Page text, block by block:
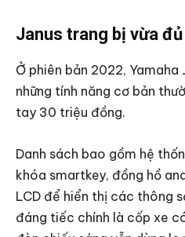
Janus trang bị vừa đủ
Ở phiên bản 2022,
những tính năng cơ bản
tay 30 triệu đồng.
Danh sách bao gồm hệ
khóa smartkey, đồng hồ
LCD để hiển thị các thông
đáng tiếc chính là cốp xe